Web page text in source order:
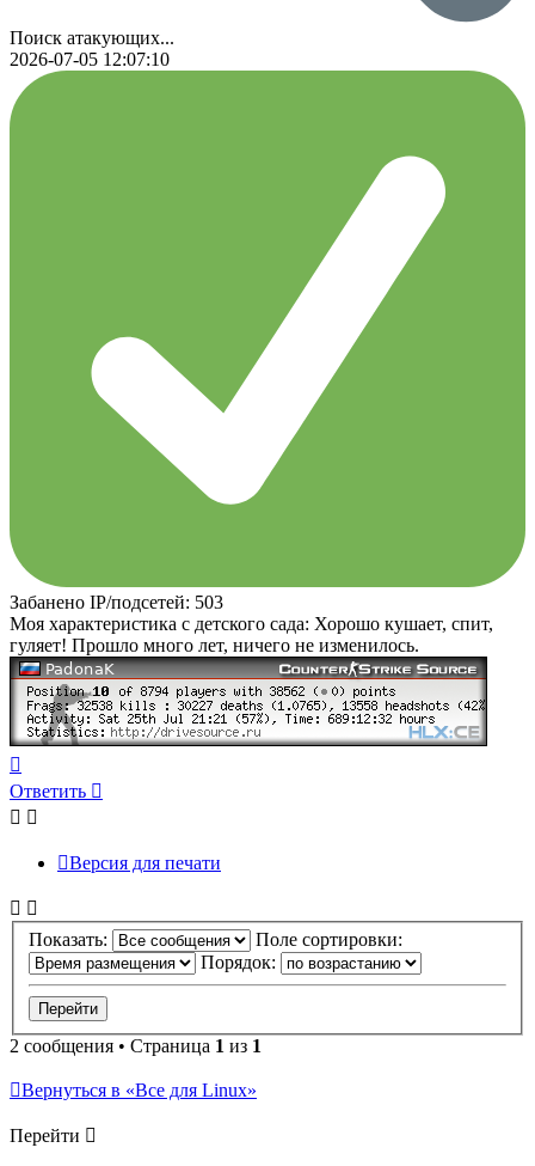
Поиск атакующих...
2026-07-05 12:07:10
Забанено IP/подсетей: 503
Моя характеристика с детского сада: Хорошо кушает, спит,
гуляет! Прошло много лет, ничего не изменилось.
к
началу
Ответить
Версия для печати
Показать:
Поле сортировки:
Порядок:
2 сообщения • Страница 1 из 1
Вернуться в «Все для Linux»
Перейти